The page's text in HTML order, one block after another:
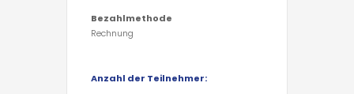
Bezahlmethode
Rechnung
Anzahl der Teilnehmer: